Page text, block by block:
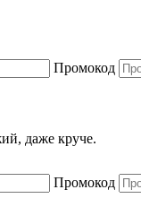
Промокод
даже круче.
Промокод